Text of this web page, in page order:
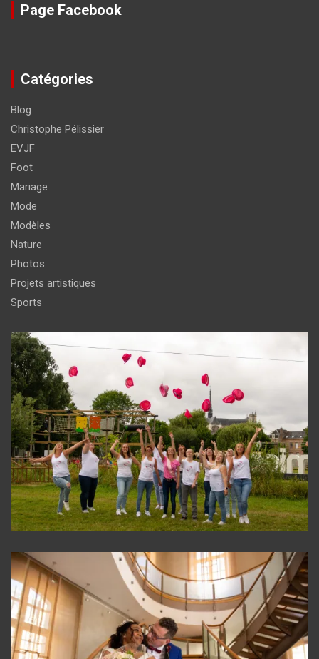
Page Facebook
Catégories
Blog
Christophe Pélissier
EVJF
Foot
Mariage
Mode
Modèles
Nature
Photos
Projets artistiques
Sports